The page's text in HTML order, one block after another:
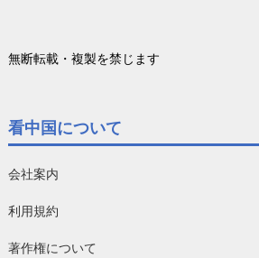
無断転載・複製を禁じます
看中国について
会社案内
利用規約
著作権について